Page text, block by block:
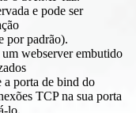
e pode ser
por padrão).
webserver embutido
a porta de bind do
TCP na sua porta